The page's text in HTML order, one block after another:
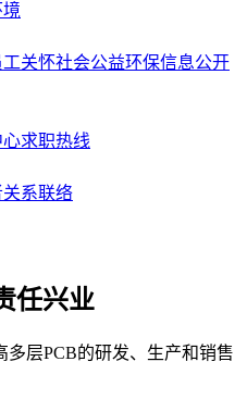
工关怀社会公益环保信息公开
心求职热线
系联络
任兴业
层PCB的研发、生产和销售